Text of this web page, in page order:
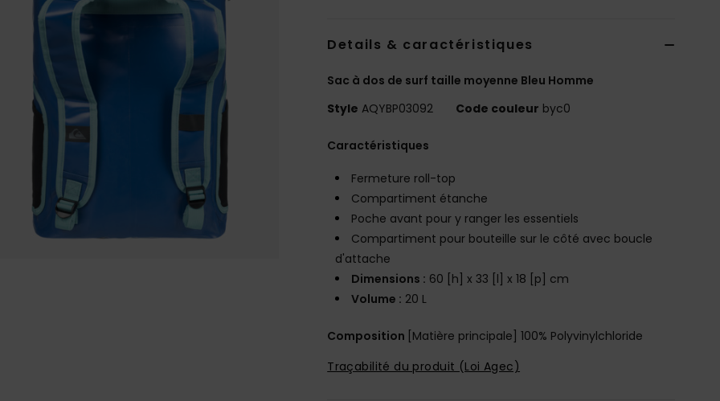
Details & caractéristiques
Sac à dos de surf taille moyenne Bleu Homme
Style AQYBP03092 Code couleur byc0
Caractéristiques
Fermeture roll-top
Compartiment étanche
Poche avant pour y ranger les essentiels
Compartiment pour bouteille sur le côté avec boucle
d'attache
Dimensions : 60 [h] x 33 [l] x 18 [p] cm
Volume : 20 L
Composition [Matière principale] 100% Polyvinylchloride
Traçabilité du produit (Loi Agec)